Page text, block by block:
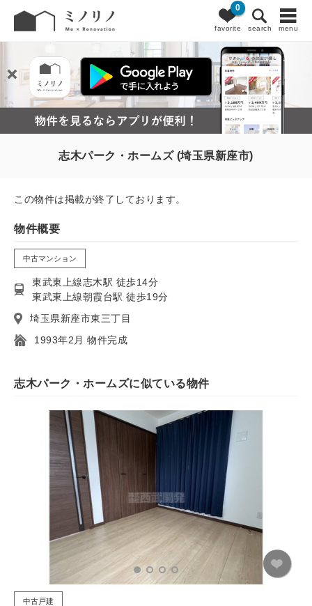
favorite
0
search menu
志木パーク・ホームズ (埼玉県新座市)
この物件は掲載が終了しております。
物件概要
中古マンション
東武東上線志木駅 徒歩14分
東武東上線朝霞台駅 徒歩19分
埼玉県新座市東三丁目
1993年2月 物件完成
志木パーク・ホームズに似ている物件
中古戸建